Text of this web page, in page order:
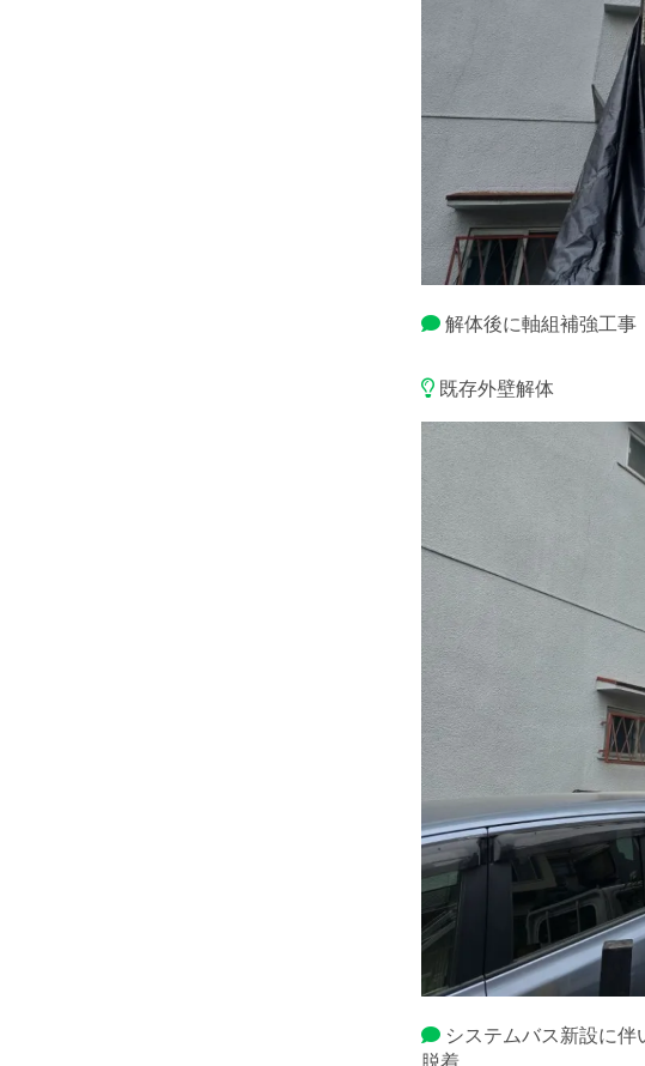
解体後に軸組補強工事
既存外壁解体
システムバス新設に伴
脱着